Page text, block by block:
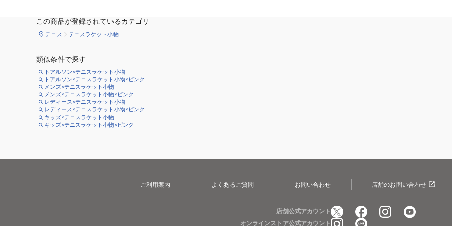
この商品が登録されているカテゴリ
テニス テニスラケット小物
類似条件で探す
トアルソン×テニスラケット小物
トアルソン×テニスラケット小物×ピンク
メンズ×テニスラケット小物
メンズ×テニスラケット小物×ピンク
レディース×テニスラケット小物
レディース×テニスラケット小物×ピンク
キッズ×テニスラケット小物
キッズ×テニスラケット小物×ピンク
ご利用案内 よくあるご質問 お問い合わせ 店舗のお問い合わせ
店舗公式アカウント
オンラインストア公式アカウント